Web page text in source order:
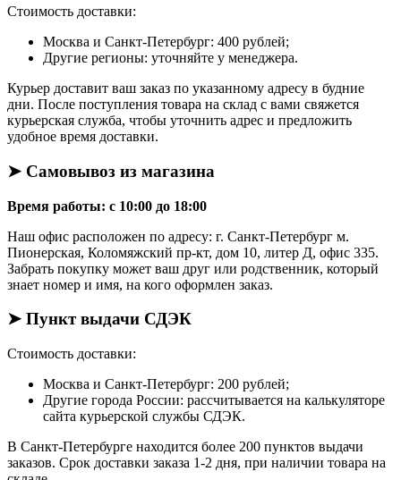
Стоимость доставки:
Москва и Санкт-Петербург: 400 рублей;
Другие регионы: уточняйте у менеджера.
Курьер доставит ваш заказ по указанному адресу в будние
дни. После поступления товара на склад с вами свяжется
курьерская служба, чтобы уточнить адрес и предложить
удобное время доставки.
➤ Самовывоз из магазина
Время работы: с 10:00 до 18:00
Наш офис расположен по адресу: г. Санкт-Петербург м.
Пионерская, Коломяжский пр-кт, дом 10, литер Д, офис 335.
Забрать покупку может ваш друг или родственник, который
знает номер и имя, на кого оформлен заказ.
➤ Пункт выдачи СДЭК
Стоимость доставки:
Москва и Санкт-Петербург: 200 рублей;
Другие города России: рассчитывается на калькуляторе
сайта курьерской службы СДЭК.
В Санкт-Петербурге находится более 200 пунктов выдачи
заказов. Срок доставки заказа 1-2 дня, при наличии товара на